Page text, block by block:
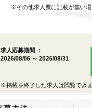
※その他求人票に記載が無い
求人応募期間 ：
2026/08/06 ～ 2026/08/31
※掲載を終了した求人は閲覧でき